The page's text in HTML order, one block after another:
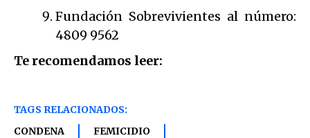
Fundación Sobrevivientes al número:
4809 9562
Te recomendamos leer:
TAGS RELACIONADOS:
CONDENA
FEMICIDIO